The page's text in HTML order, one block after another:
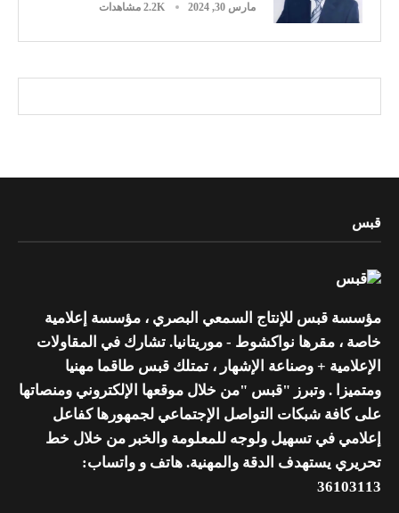
مارس 30, 2024 2.2K مشاهدات
قبس
مؤسسة قبس للإنتاج السمعي البصري ، مؤسسة إعلامية
خاصة ، مقرها نواكشوط - موريتانيا. تشارك في المقاولات
الإعلامية + وصناعة الإشهار ، تمتلك قبس طاقما مهنيا
ومتميزا . وتبرز "قبس "من خلال موقعها الإلكتروني ومنصاتها
على كافة شبكات التواصل الإجتماعي لجمهورها كفاعل
إعلامي في تسهيل ولوجه للمعلومة والخبر من خلال خط
تحريري يستهدف الدقة والمهنية. هاتف و واتساب:
36103113